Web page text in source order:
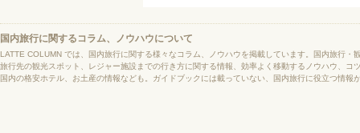
国内旅行に関するコラム、ノウハウについて
LATTE COLUMN では、国内旅行に関する様々なコラム、ノウハウを掲載しています。国内旅行・
旅行先の観光スポット、レジャー施設までの行き方に関する情報、効率よく移動するノウハウ、コ
国内の格安ホテル、お土産の情報なども。ガイドブックには載っていない、国内旅行に役立つ情報